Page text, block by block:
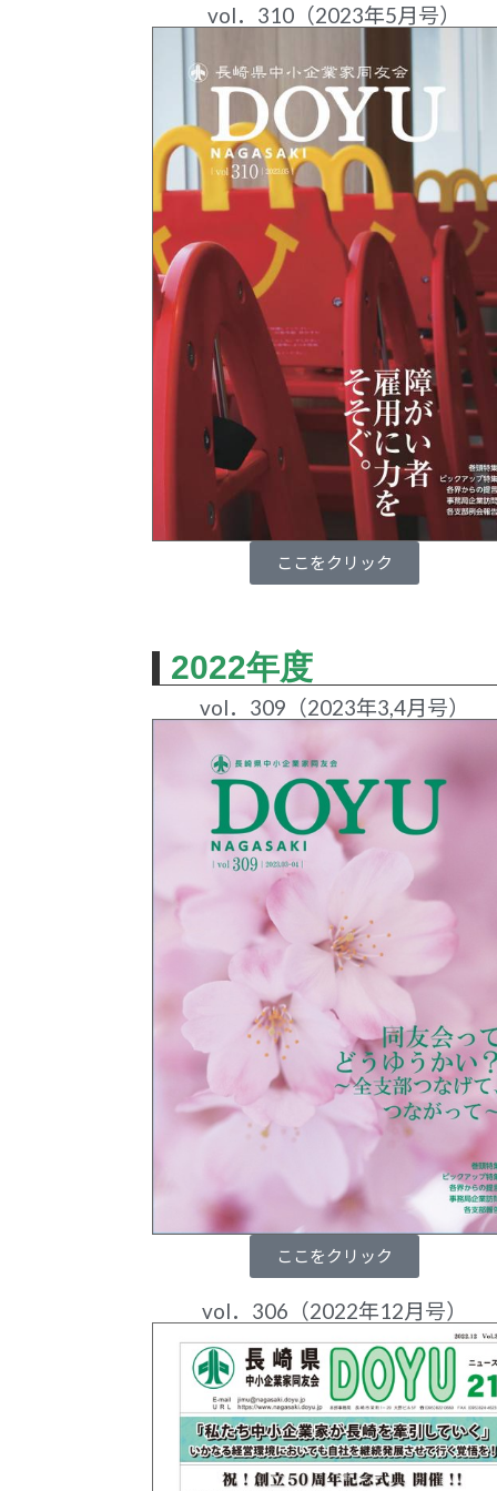
vol．310（2023年5月号）
ここをクリック
2022年度
vol．309（2023年3,4月号）
ここをクリック
vol．306（2022年12月号）